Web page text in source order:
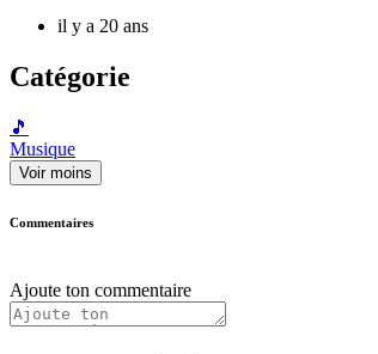
il y a 20 ans
Catégorie
🎵
Musique
Voir moins
Commentaires
Ajoute ton commentaire